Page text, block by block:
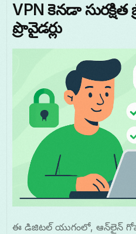
VPN కెనడా
ప్రొవైడర్లు
ఈ డిజిటల్ యుగంలో, ఆన్‌లైన్